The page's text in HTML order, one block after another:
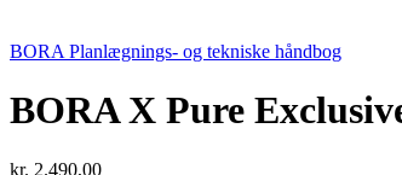
BORA Planlægnings- og tekniske håndbog
BORA X Pure
kr. 2.490,00